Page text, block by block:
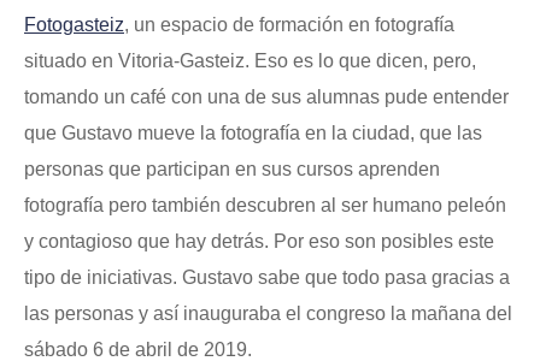
Fotogasteiz, un espacio de formación en fotografía
situado en Vitoria-Gasteiz. Eso es lo que dicen, pero,
tomando un café con una de sus alumnas pude entender
que Gustavo mueve la fotografía en la ciudad, que las
personas que participan en sus cursos aprenden
fotografía pero también descubren al ser humano peleón
y contagioso que hay detrás. Por eso son posibles este
tipo de iniciativas. Gustavo sabe que todo pasa gracias a
las personas y así inauguraba el congreso la mañana del
sábado 6 de abril de 2019.